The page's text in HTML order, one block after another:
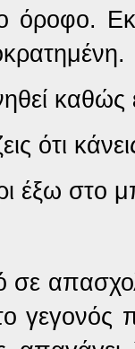
όροφο.
ότι
έξω στο